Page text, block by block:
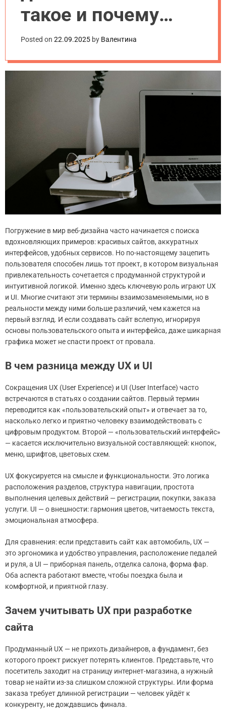
такое и почему
важно при
создании сайта
Posted on 22.09.2025 by Валентина
Погружение в мир веб-дизайна часто начинается с поиска
вдохновляющих примеров: красивых сайтов, аккуратных
интерфейсов, удобных сервисов. Но по-настоящему зацепить
пользователя способен лишь тот проект, в котором визуальная
привлекательность сочетается с продуманной структурой и
интуитивной логикой. Именно здесь ключевую роль играют UX
и UI. Многие считают эти термины взаимозаменяемыми, но в
реальности между ними больше различий, чем кажется на
первый взгляд. И если создавать сайт вслепую, игнорируя
основы пользовательского опыта и интерфейса, даже шикарная
графика может не спасти проект от провала.
В чем разница между UX и UI
Сокращения UX (User Experience) и UI (User Interface) часто
встречаются в статьях о создании сайтов. Первый термин
переводится как «пользовательский опыт» и отвечает за то,
насколько легко и приятно человеку взаимодействовать с
цифровым продуктом. Второй — «пользовательский интерфейс»
— касается исключительно визуальной составляющей: кнопок,
меню, шрифтов, цветовых схем.
UX фокусируется на смысле и функциональности. Это логика
расположения разделов, структура навигации, простота
выполнения целевых действий — регистрации, покупки, заказа
услуги. UI — о внешности: гармония цветов, читаемость текста,
эмоциональная атмосфера.
Для сравнения: если представить сайт как автомобиль, UX —
это эргономика и удобство управления, расположение педалей
и руля, а UI — приборная панель, отделка салона, форма фар.
Оба аспекта работают вместе, чтобы поездка была и
комфортной, и приятной глазу.
Зачем учитывать UX при разработке
сайта
Продуманный UX — не прихоть дизайнеров, а фундамент, без
которого проект рискует потерять клиентов. Представьте, что
посетитель заходит на страницу интернет-магазина, а нужный
товар не найти из-за слишком сложной структуры. Или форма
заказа требует длинной регистрации — человек уйдёт к
конкуренту, не дождавшись финала.